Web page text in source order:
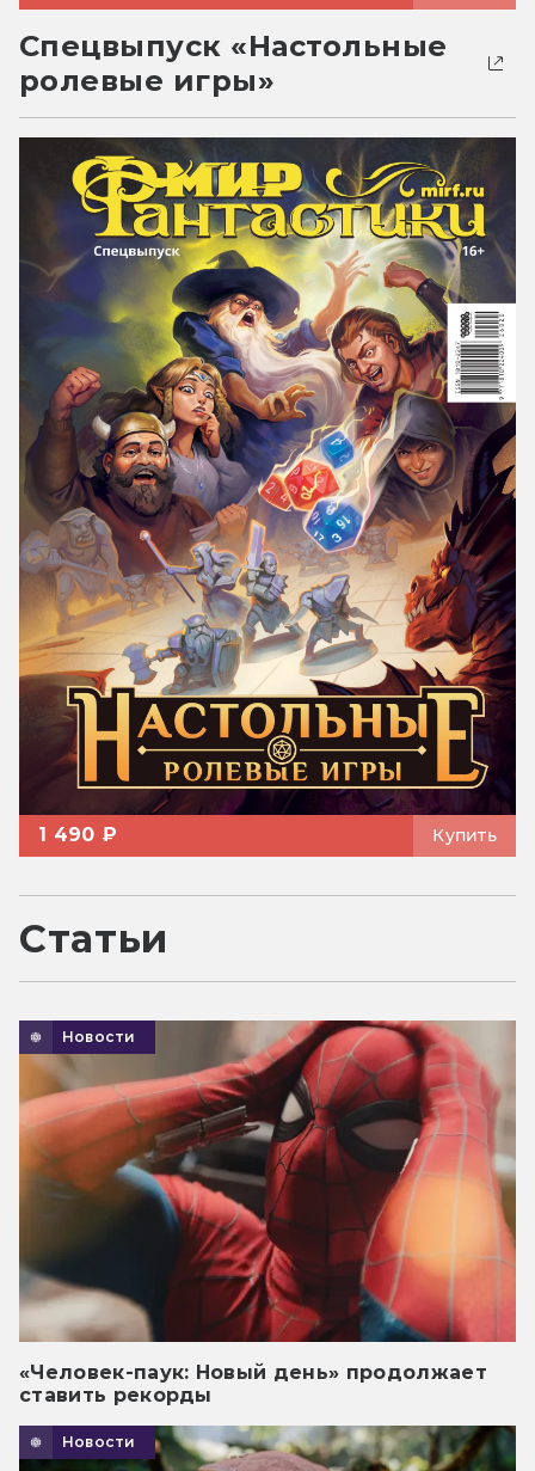
Спецвыпуск «Настольные
ролевые игры»
1 490 ₽ Купить
Статьи
Новости
«Человек-паук: Новый день» продолжает
ставить рекорды
Новости